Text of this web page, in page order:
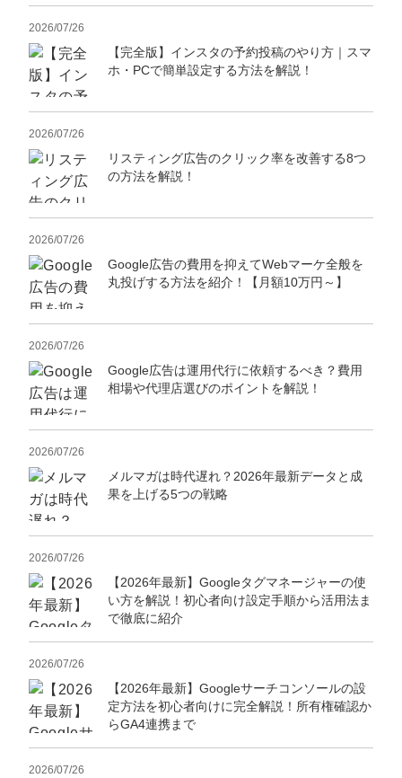
2026/07/26
【完全版】インスタの予約投稿のやり方｜スマ
ホ・PCで簡単設定する方法を解説！
2026/07/26
リスティング広告のクリック率を改善する8つ
の方法を解説！
2026/07/26
Google広告の費用を抑えてWebマーケ全般を
丸投げする方法を紹介！【月額10万円～】
2026/07/26
Google広告は運用代行に依頼するべき？費用
相場や代理店選びのポイントを解説！
2026/07/26
メルマガは時代遅れ？2026年最新データと成
果を上げる5つの戦略
2026/07/26
【2026年最新】Googleタグマネージャーの使
い方を解説！初心者向け設定手順から活用法ま
で徹底に紹介
2026/07/26
【2026年最新】Googleサーチコンソールの設
定方法を初心者向けに完全解説！所有権確認か
らGA4連携まで
2026/07/26